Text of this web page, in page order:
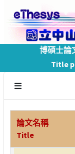
博碩士論
Title
論文名稱
Title